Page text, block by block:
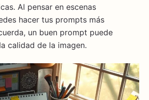
Al pensar en escenas
hacer tus prompts más
un buen prompt puede
calidad de la imagen.